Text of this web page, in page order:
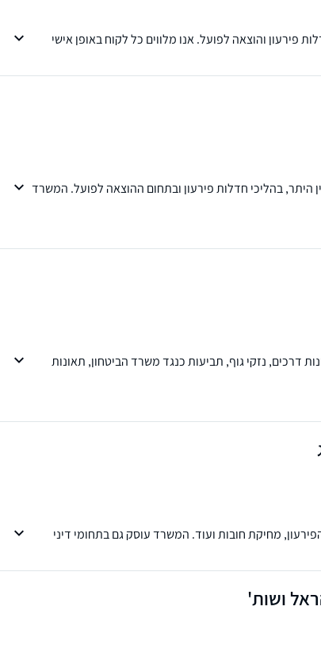
והוצאה לפועל. אנו מלווים כל לקוח באופן אישי
היתר, בהליכי חדלות פירעון ובתחום ההוצאה לפועל. המשרד
דרכים, נזקי גוף, תביעות כנגד משרד הביטחון, תאונות
הפירעון, מחיקת חובות ועוד. המשרד עוסק גם בתחומי דיני
ושות'